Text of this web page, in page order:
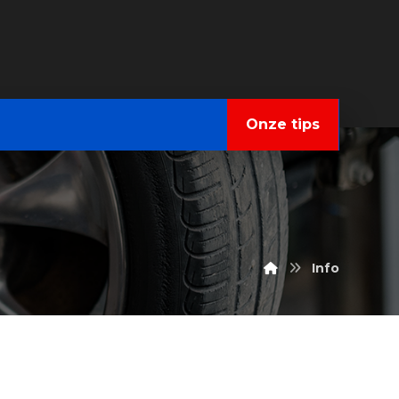
Onze tips
Info